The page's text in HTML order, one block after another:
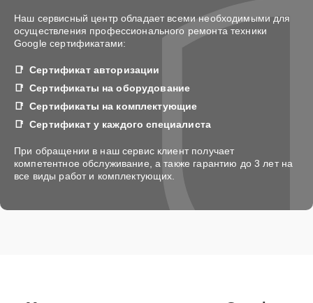
Наш сервисный центр обладает всеми необходимыми для
осуществления профессионального ремонта техники
Google сертификатами:
Сертификат авторизации
Сертификаты на оборудование
Сертификаты на комплектующие
Сертификат у каждого специалиста
При обращении в наш сервис клиент получает
компетентное обслуживание, а также гарантию до 3 лет на
все виды работ и комплектующих.